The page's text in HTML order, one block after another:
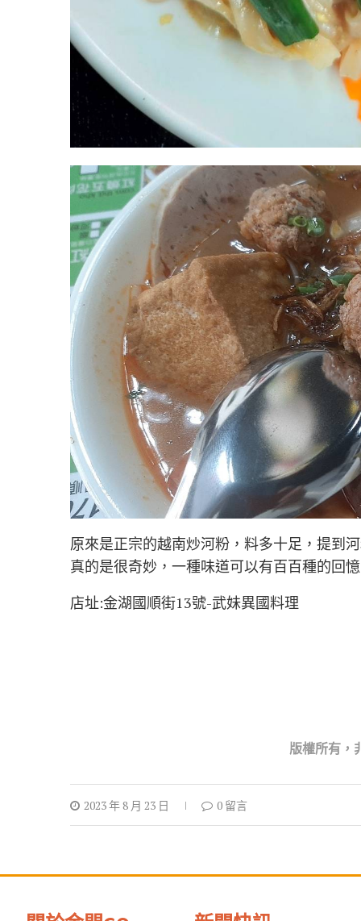
原來是正宗的越南炒河粉，料多十足，提到
真的是很奇妙，一種味道可以有百百種的回
店址:金湖國順街13號-武妹異國料理
版權所有，
2023 年 8 月 23 日 0 留言